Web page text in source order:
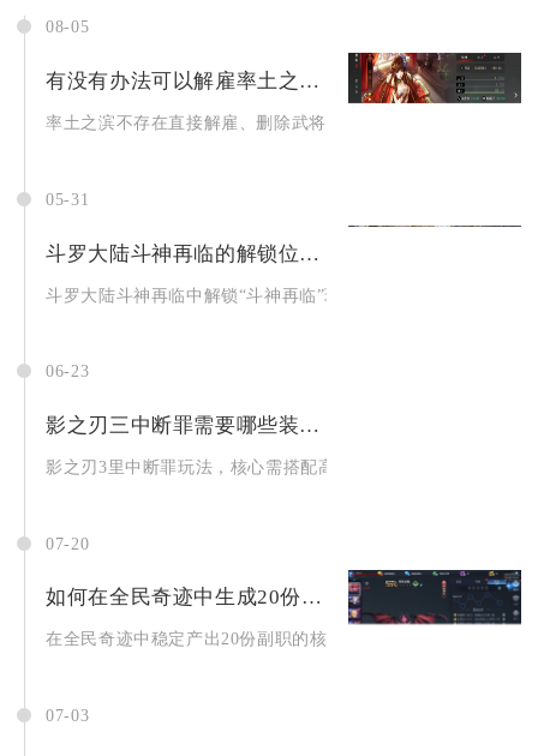
08-05
有没有办法可以解雇率土之滨武将
率土之滨不存在直接解雇、删除武将卡牌的功能，所有闲置、
05-31
斗罗大陆斗神再临的解锁位置在哪里
斗罗大陆斗神再临中解锁“斗神再临”玩法的核心位置位于游戏
06-23
影之刃三中断罪需要哪些装备和技能呢
影之刃3里中断罪玩法，核心需搭配高破甲、高爆发输出装备，
07-20
如何在全民奇迹中生成20份副职
在全民奇迹中稳定产出20份副职的核心方案为分批次解锁+循环
07-03